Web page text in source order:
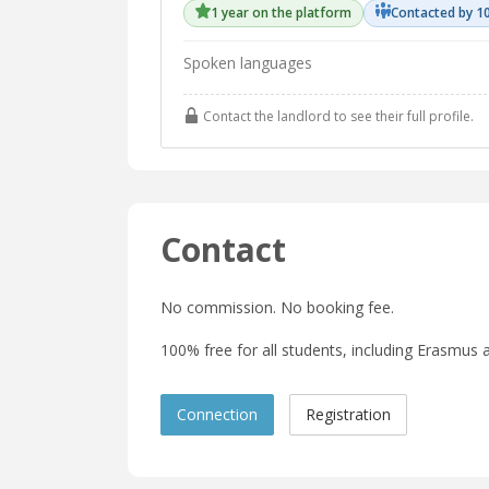
1 year on the platform Contacted by
Spoken languages
Contact the landlord to see their full profile.
Contact
No commission. No booking fee.
100% free for all students, including Erasmus
Connection Registration